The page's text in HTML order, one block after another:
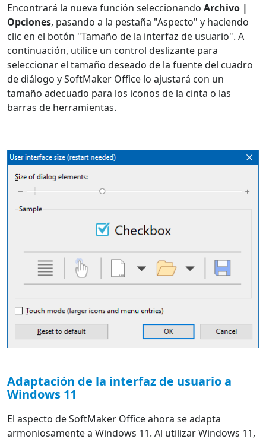
Encontrará la nueva función seleccionando Archivo |
Opciones, pasando a la pestaña "Aspecto" y haciendo
clic en el botón "Tamaño de la interfaz de usuario". A
continuación, utilice un control deslizante para
seleccionar el tamaño deseado de la fuente del cuadro
de diálogo y SoftMaker Office lo ajustará con un
tamaño adecuado para los iconos de la cinta o las
barras de herramientas.
Adaptación de la interfaz de usuario a
Windows 11
El aspecto de SoftMaker Office ahora se adapta
armoniosamente a Windows 11. Al utilizar Windows 11,